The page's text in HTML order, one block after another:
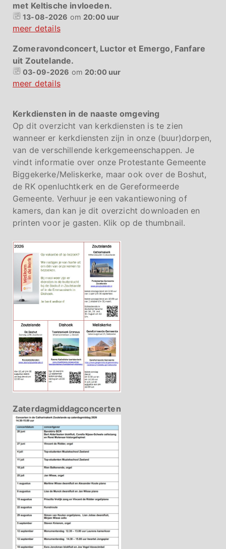
met Keltische invloeden.
13-08-2026 om 20:00 uur
meer details
Zomeravondconcert, Luctor et Emergo, Fanfare
uit Zoutelande.
03-09-2026 om 20:00 uur
meer details
Kerkdiensten in de naaste omgeving
Op dit overzicht van kerkdiensten is te zien
wanneer er kerkdiensten zijn in onze (buur)dorpen,
van de verschillende kerkgemeenschappen. Je
vindt informatie over onze Protestante Gemeente
Biggekerke/Meliskerke, maar ook over de Boshut,
de RK openluchtkerk en de Gereformeerde
Gemeente. Verhuur je een vakantiewoning of
kamers, dan kan je dit overzicht downloaden en
printen voor je gasten. Klik op de thumbnail.
Zaterdagmiddagconcerten